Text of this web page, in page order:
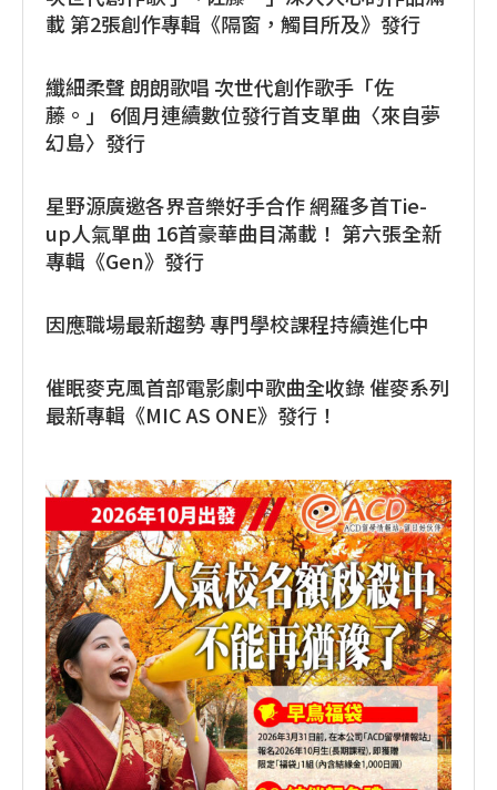
載 第2張創作專輯《隔窗，觸目所及》發行
纖細柔聲 朗朗歌唱 次世代創作歌手「佐
藤。」 6個月連續數位發行首支單曲〈來自夢
幻島〉發行
星野源廣邀各界音樂好手合作 網羅多首Tie-
up人氣單曲 16首豪華曲目滿載！ 第六張全新
專輯《Gen》發行
因應職場最新趨勢 專門學校課程持續進化中
催眠麥克風首部電影劇中歌曲全收錄 催麥系列
最新專輯《MIC AS ONE》發行！